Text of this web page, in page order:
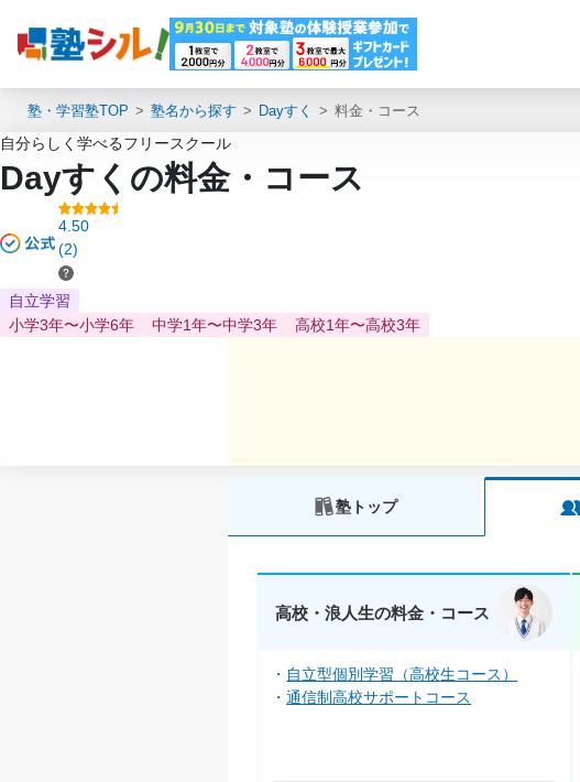
塾・学習塾TOP 塾名から探す Dayすく 料金・コース
自分らしく学べるフリースクール
Dayすくの料金・コース
4.50
(2)
自立学習
小学3年〜小学6年
中学1年〜中学3年 高校1年〜高校3年
塾トップ
高校・浪人生の料金・コース
自立型個別学習（高校生コース）
通信制高校サポートコース